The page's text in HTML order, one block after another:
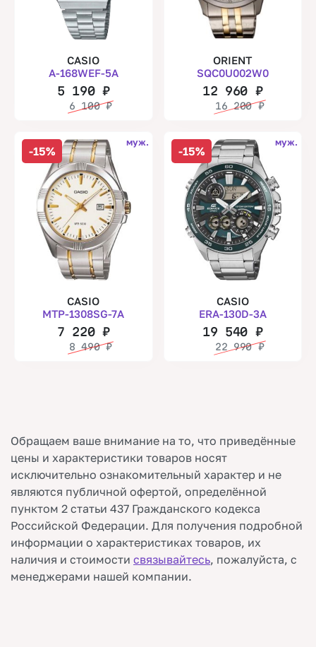
CASIO
A-168WEF-5A
5 190 ₽
6 100₽
ORIENT
SQC0U002W0
12 960 ₽
16 200₽
-15%
муж.
CASIO
MTP-1308SG-7A
7 220 ₽
8 490₽
-15%
муж.
CASIO
ERA-130D-3A
19 540 ₽
22 990₽
Обращаем ваше внимание на то, что приведённые
цены и характеристики товаров носят
исключительно ознакомительный характер и не
являются публичной офертой, определённой
пунктом 2 статьи 437 Гражданского кодекса
Российской Федерации. Для получения подробной
информации о характеристиках товаров, их
наличия и стоимости связывайтесь, пожалуйста, с
менеджерами нашей компании.